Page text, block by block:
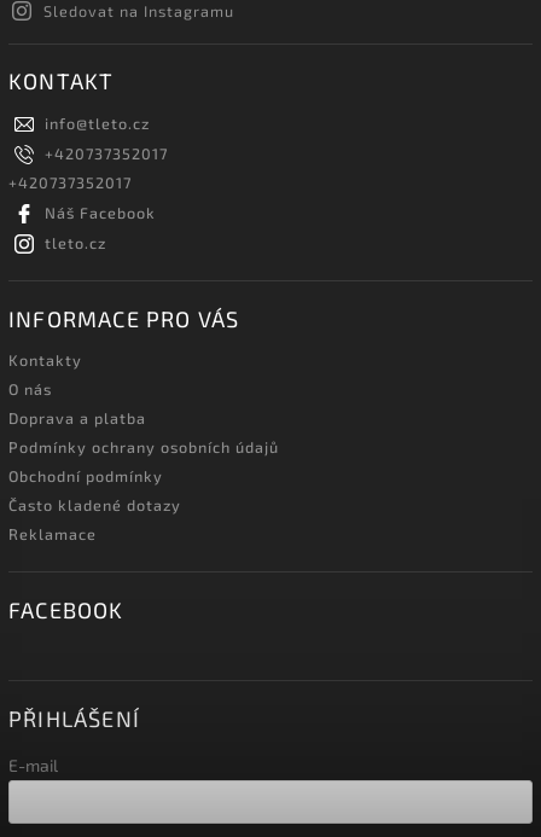
Sledovat na Instagramu
KONTAKT
info@tleto.cz
+420737352017
+420737352017
Náš Facebook
tleto.cz
INFORMACE PRO VÁS
Kontakty
O nás
Doprava a platba
Podmínky ochrany osobních údajů
Obchodní podmínky
Často kladené dotazy
Reklamace
FACEBOOK
PŘIHLÁŠENÍ
E-mail